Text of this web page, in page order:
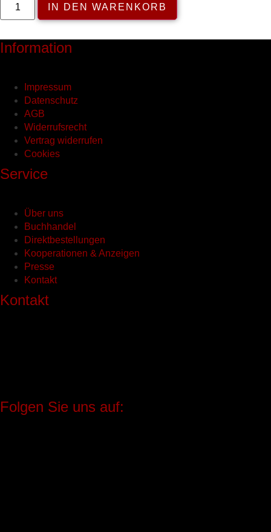
Stockhausen
Beethoven“
Menge
IN DEN WARENKORB
Information
Impressum
Datenschutz
AGB
Widerrufsrecht
Vertrag widerrufen
Cookies
Service
Über uns
Buchhandel
Direktbestellungen
Kooperationen & Anzeigen
Presse
Kontakt
Kontakt
Folgen Sie uns auf: